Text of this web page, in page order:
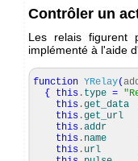
Contrôler un
Les relais figurent
implémenté à l'aide
function YRelay(
{ this . type =
this .get_data
this .get_url
this .addr
this . name
this . url